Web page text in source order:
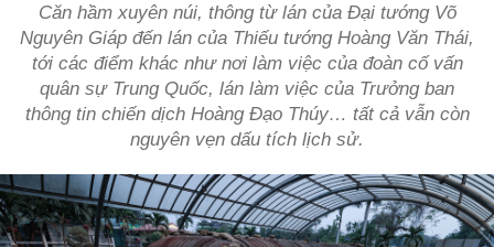
Căn hầm xuyên núi, thông từ lán của Đại tướng Võ
Nguyên Giáp đến lán của Thiếu tướng Hoàng Văn Thái,
tới các điểm khác như nơi làm việc của đoàn cố vấn
quân sự Trung Quốc, lán làm việc của Trưởng ban
thông tin chiến dịch Hoàng Đạo Thúy… tất cả vẫn còn
nguyên vẹn dấu tích lịch sử.